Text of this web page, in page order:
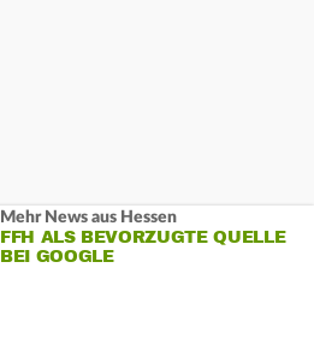
Mehr News aus Hessen
FFH ALS BEVORZUGTE QUELLE
BEI GOOGLE